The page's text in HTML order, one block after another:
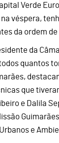
Verde
véspera,
da ordem de
da
quantos
que
e Dalila
e